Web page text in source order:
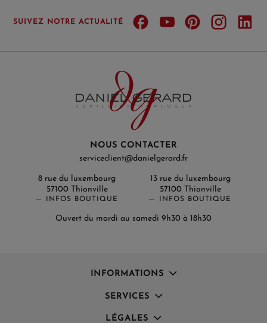
SUIVEZ NOTRE ACTUALITÉ
NOUS CONTACTER
serviceclient@danielgerard.fr
8 rue du luxembourg
57100 Thionville
INFOS BOUTIQUE
13 rue du luxembourg
57100 Thionville
INFOS BOUTIQUE
Ouvert du mardi au samedi 9h30 à 18h30
INFORMATIONS
SERVICES
LÉGALES